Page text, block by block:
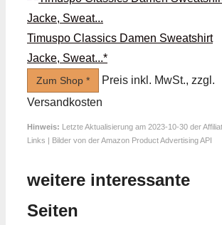
Timuspo Classics Damen Sweatshirt
Jacke, Sweat...*
Zum Shop *
Preis inkl. MwSt., zzgl.
Versandkosten
Hinweis: Letzte Aktualisierung am 2023-10-30 der
Links | Bilder von der Amazon Product Advertising API
weitere interessante
Seiten